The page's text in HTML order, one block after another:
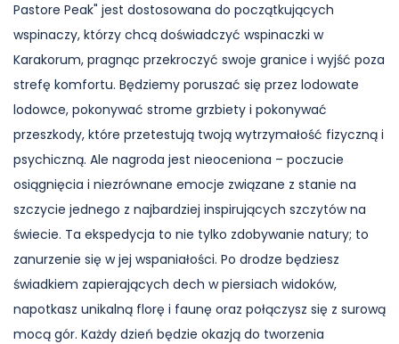
Pastore Peak" jest dostosowana do początkujących
wspinaczy, którzy chcą doświadczyć wspinaczki w
Karakorum, pragnąc przekroczyć swoje granice i wyjść poza
strefę komfortu. Będziemy poruszać się przez lodowate
lodowce, pokonywać strome grzbiety i pokonywać
przeszkody, które przetestują twoją wytrzymałość fizyczną i
psychiczną. Ale nagroda jest nieoceniona – poczucie
osiągnięcia i niezrównane emocje związane z stanie na
szczycie jednego z najbardziej inspirujących szczytów na
świecie. Ta ekspedycja to nie tylko zdobywanie natury; to
zanurzenie się w jej wspaniałości. Po drodze będziesz
świadkiem zapierających dech w piersiach widoków,
napotkasz unikalną florę i faunę oraz połączysz się z surową
mocą gór. Każdy dzień będzie okazją do tworzenia